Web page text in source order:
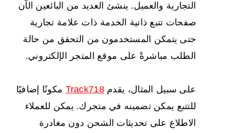
التجارية والعميل. ينشئ العديد من البائعين الآن
صفحات تتبع ذاتية الخدمة ذات علامة تجارية
حتى يتمكن المستخدمون من التحقق من حالة
الطلب مباشرةً على موقع المتجر الإلكتروني.
على سبيل المثال، يقدمTrack718 مكونًا إضافيًا
للتتبع يمكن تضمينه في متجرك. يمكن للعملاء
الاطلاع على تحديثات الشحن دون مغادرة